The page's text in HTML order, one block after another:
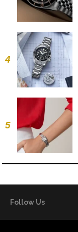
4
5
Follow Us